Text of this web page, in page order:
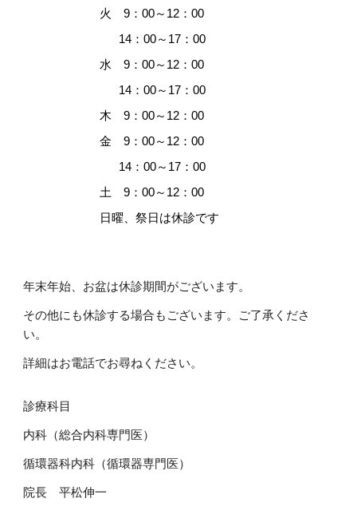
火
9：00～12：00
14：00～17：00
水 9：00～12：00
14：00～17：00
木 9：00～12：00
金 9：00～12：00
14：00～17：00
土
9：00～12：00
日曜、祭日 は休診です
年末年始、お盆は休診期間がございます。
その他にも休診する場合もございます。ご了承くださ
い。
詳細はお電話でお尋ねください。
診療科目
内科（総合内科専門医）
循環器科内科（循環器専門医）
院長 平松伸一